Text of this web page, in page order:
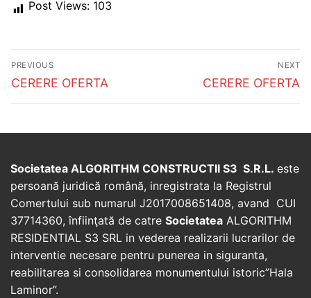
Post Views: 103
Post
navigation
PREVIOUS
Previous
CERERE OFERTA
NEXT
Next
CERERE OFERTA
Societatea ALGORITHM CONSTRUCTII S3 S.R.L. este
persoană juridică română, inregistrata la Registrul
Comertului sub numarul J2017008651408, avand CUI
37714360, înfiinţată de catre Societatea ALGORITHM
RESIDENTIAL S3 SRL in vederea realizarii lucrarilor de
interventie necesare pentru punerea in siguranta,
reabilitarea si consolidarea monumentului istoric”Hala
Laminor”.